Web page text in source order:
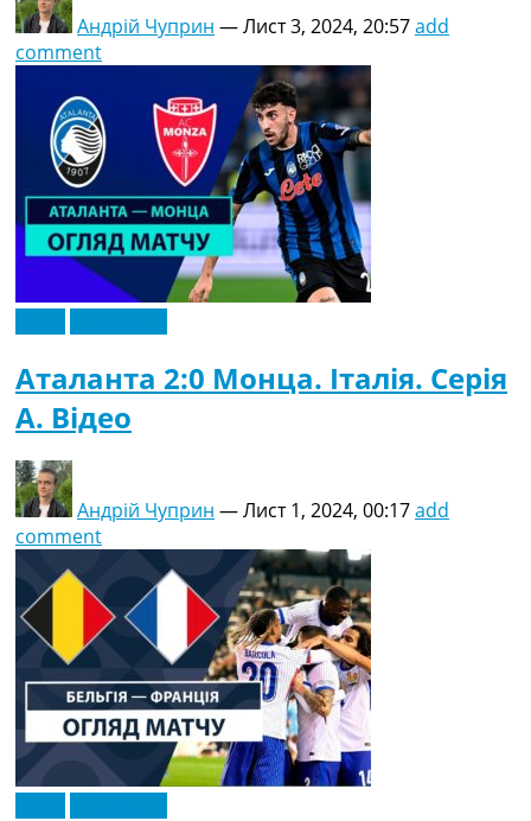
Андрій Чуприн —Лист 3, 2024, 20:57add
comment
Аталанта 2:0 Монца. Італія. Серія
A. Відео
Андрій Чуприн —Лист 1, 2024, 00:17add
comment